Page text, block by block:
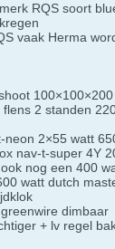
RQS soort
vaak Herma
100×100×200
2 standen
2×55 watt
nav-t-super 4Y
nog een 400
watt dutch
dimbaar
+ lv regel